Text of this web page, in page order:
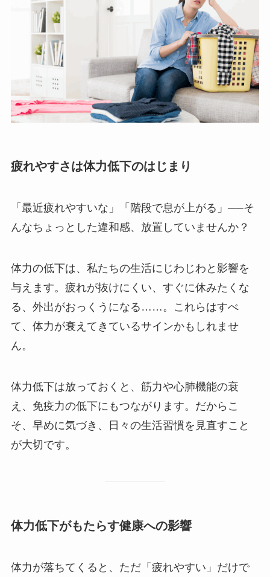
疲れやすさは体力低下のはじまり
「最近疲れやすいな」「階段で息が上がる」──そ
んなちょっとした違和感、放置していませんか？
体力の低下は、私たちの生活にじわじわと影響を
与えます。疲れが抜けにくい、すぐに休みたくな
る、外出がおっくうになる……。これらはすべ
て、体力が衰えてきているサインかもしれませ
ん。
体力低下は放っておくと、筋力や心肺機能の衰
え、免疫力の低下にもつながります。だからこ
そ、早めに気づき、日々の生活習慣を見直すこと
が大切です。
体力低下がもたらす健康への影響
体力が落ちてくると、ただ「疲れやすい」だけで